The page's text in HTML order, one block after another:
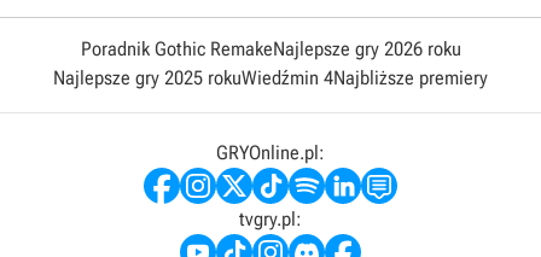
Poradnik Gothic RemakeNajlepsze gry 2026 roku
Najlepsze gry 2025 rokuWiedźmin 4Najbliższe premiery
GRYOnline.pl:
tvgry.pl: